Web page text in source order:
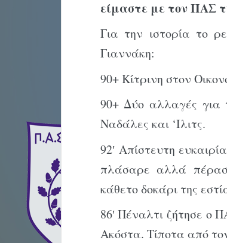
είμαστε με τον ΠΑΣ
Για την ιστορία το
Γιαννάκη:
90+ Κίτρινη στον
90+ Δύο αλλαγές για
Ναδάλες και ‘Ιλιτς.
92′ Απίστευτη
πλάσαρε αλλά
κάθετο δοκάρι της
86′ Πέναλτι ζήτησε
Ακόστα. Τίποτα από